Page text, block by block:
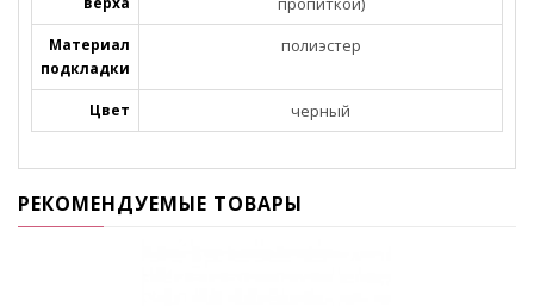
Материал
подкладки
полиэстер
Цвет черный
РЕКОМЕНДУЕМЫЕ ТОВАРЫ